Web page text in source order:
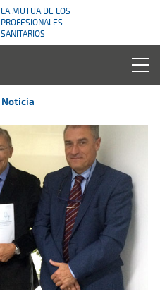
LA MUTUA DE LOS
PROFESIONALES
SANITARIOS
Noticia